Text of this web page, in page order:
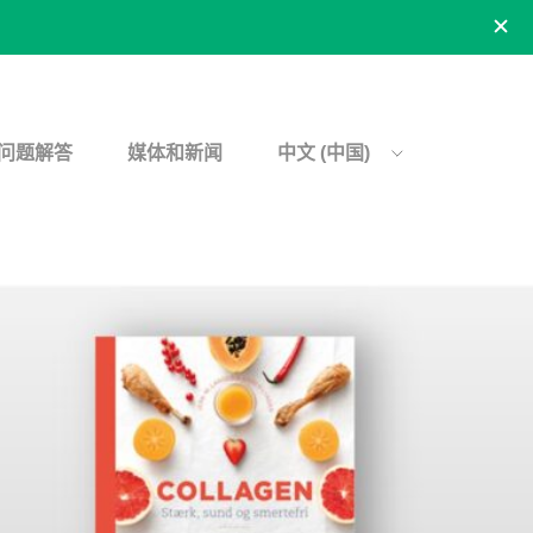
题解答 媒体和新闻 中文 (中国)